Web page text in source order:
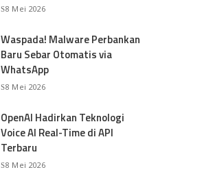
8 Mei 2026
Waspada! Malware Perbankan
Baru Sebar Otomatis via
WhatsApp
8 Mei 2026
OpenAI Hadirkan Teknologi
Voice AI Real-Time di API
Terbaru
8 Mei 2026